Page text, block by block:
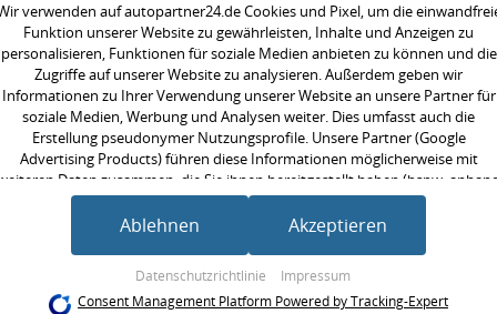
kauften auch
verwenden auf autopartner24.de Cookies und Pixel, um die
Funktion unserer Website zu gewährleisten, Inhalte und Anzeigen zu
personalisieren, Funktionen für soziale Medien anbieten zu können und die
Zugriffe auf unserer Website zu analysieren. Außerdem geben wir
Informationen zu Ihrer Verwendung unserer Website an unsere Partner für
soziale Medien, Werbung und Analysen weiter. Dies umfasst auch die
Erstellung pseudonymer Nutzungsprofile. Unsere Partner (Google
Advertising Products) führen diese Informationen möglicherweise mit
Daten zusammen, die Sie ihnen bereitgestellt haben (bspw.
eines persönlichen Accounts) oder welche sie im Rahmen Ihrer Nutzung der
Dienste gesammelt haben (bspw. Nutzungsdaten anderer Geräte). Ihre
Einwilligung zur Nutzung von Cookies und Pixeln können Sie jederzeit
dort die entsprechenden Anpassungen vornehmen.
Datenschutzrichtlinie Impressum
Ablehnen Akzeptieren
Consent Management Platform Powered by Tracking-Expert